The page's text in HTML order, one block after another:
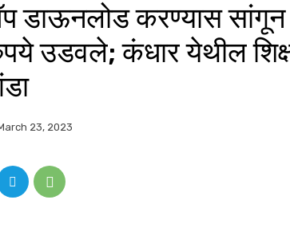
डाऊनलोड करण्यास
उडवले; कंधार येथील
23, 2023